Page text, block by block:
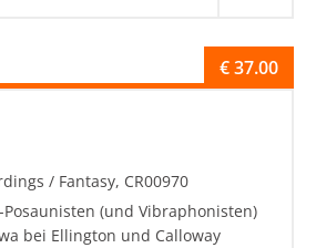
€37.00
/ Fantasy, CR00970
Posaunisten (und Vibraphonisten)
bei Ellington und Calloway